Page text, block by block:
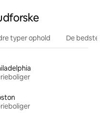
typer ophold De